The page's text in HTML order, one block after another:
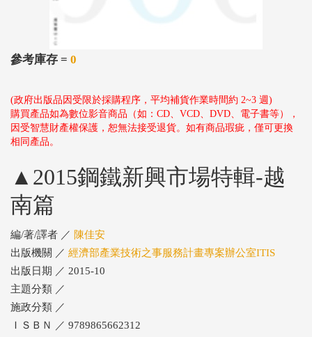
參考庫存 = 0
(政府出版品因受限於採購程序，平均補貨作業時間約 2~3 週)
購買產品如為數位影音商品（如：CD、VCD、DVD、電子書等），
因受智慧財產權保護，恕無法接受退貨。如有商品瑕疵，僅可更換
相同產品。
▲2015鋼鐵新興市場特輯-越
南篇
編/著/譯者 ／ 陳佳安
出版機關 ／ 經濟部產業技術之事服務計畫專案辦公室ITIS
出版日期 ／ 2015-10
主題分類 ／
施政分類 ／
ＩＳＢＮ ／ 9789865662312